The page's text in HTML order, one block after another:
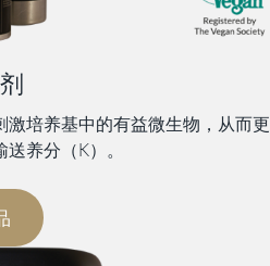
激培养基中的有益微生物，从而更
养分（K）。